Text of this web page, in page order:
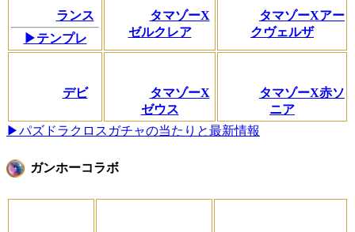
ランス
▶テンプレ
タマゾーX
ゼルクレア
タマゾーXアー
クヴェルザ
デビ
タマゾーX
ゼウス
タマゾーX赤ソ
ニア
▶パズドラクロスガチャの当たりと最新情報
ガンホーコラボ